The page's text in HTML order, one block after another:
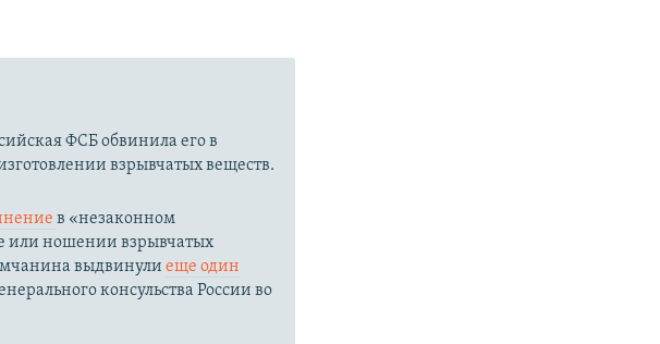
ФСБ обвинила его в
взрывчатых веществ.
в «незаконном
или ношении взрывчатых
выдвинулиеще один
консульства России во